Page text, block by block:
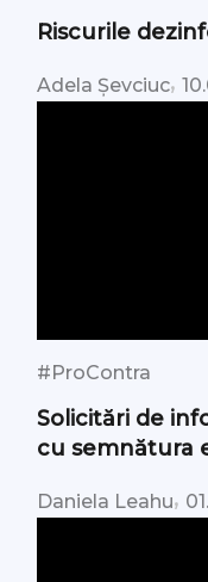
Riscurile
Adela Șevciuc,
#ProContra
Solicitări de
cu semnătura
Daniela Leahu,